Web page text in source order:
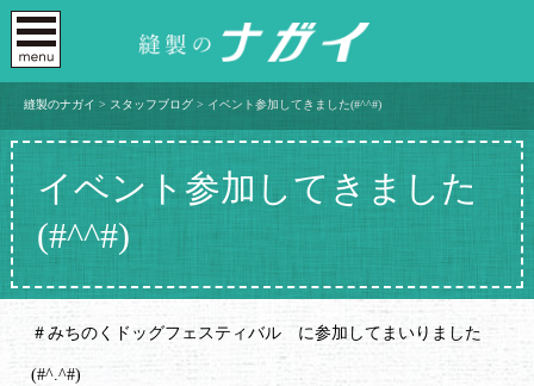
縫製のナガイ > スタッフブログ > イベント参加してきました(#^^#)
イベント参加してきました
(#^^#)
＃みちのくドッグフェスティバル に参加してまいりました
(#^.^#)